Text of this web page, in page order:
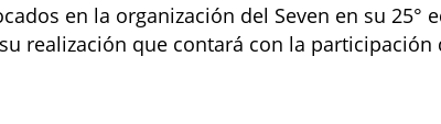
en la organización del Seven en su 25°
realización que contará con la participación